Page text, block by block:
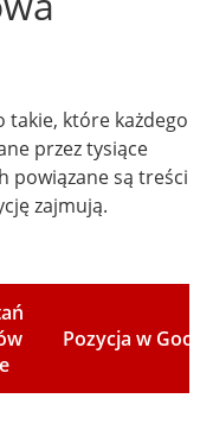
takie, które każdego
przez tysiące
powiązane są treści
zajmują.
Pozycja w